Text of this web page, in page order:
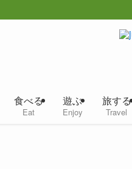
食べる
Eat
遊ぶ
Enjoy
旅する
Travel